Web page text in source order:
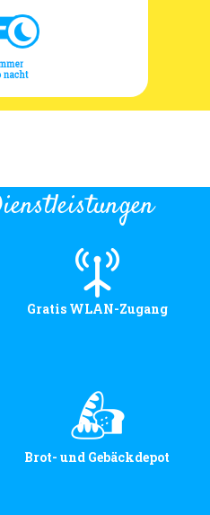
Gratis WLAN-Zugang
Brot- und Gebäckdepot